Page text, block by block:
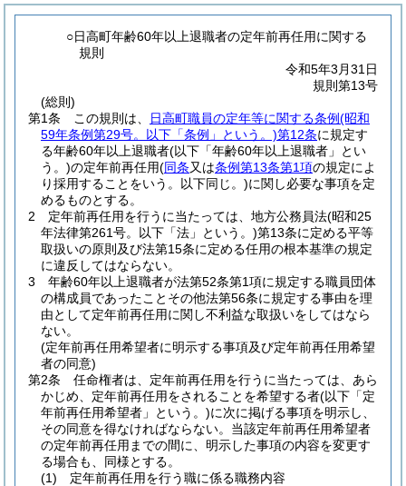
○日高町年齢60年以上退職者の定年前再任用に関する
規則
令和5年3月31日
規則第13号
(総則)
第1条
この規則は、 日高町職員の定年等に関する条例(昭和
59年条例第29号。以下「条例」という。)第12条に規定す
る年齢60年以上退職者(以下「年齢60年以上退職者」とい
う。)の定年前再任用(同条又は条例第13条第1項の規定によ
り採用することをいう。以下同じ。)に関し必要な事項を定
めるものとする。
2
定年前再任用を行うに当たっては、地方公務員法(昭和25
年法律第261号。以下「法」という。)第13条に定める平等
取扱いの原則及び法第15条に定める任用の根本基準の規定
に違反してはならない。
3
年齢60年以上退職者が法第52条第1項に規定する職員団体
の構成員であったことその他法第56条に規定する事由を理
由として定年前再任用に関し不利益な取扱いをしてはなら
ない。
(定年前再任用希望者に明示する事項及び定年前再任用希望
者の同意)
第2条
任命権者は、定年前再任用を行うに当たっては、あら
かじめ、定年前再任用をされることを希望する者(以下「定
年前再任用希望者」という。)に次に掲げる事項を明示し、
その同意を得なければならない。 当該定年前再任用希望者
の定年前再任用までの間に、明示した事項の内容を変更す
る場合も、同様とする。
(1)
定年前再任用を行う職に係る職務内容